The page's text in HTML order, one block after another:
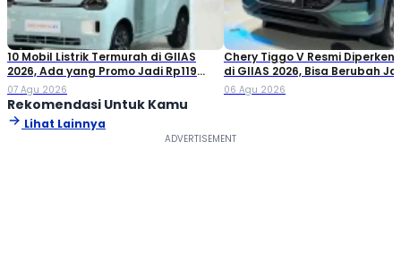
10 Mobil Listrik Termurah di GIIAS
2026, Ada yang Promo Jadi Rp119
Jutaan!
07 Agu 2026
Chery Tiggo V Resmi
di GIIAS 2026, Bisa Berubah
Double Cabin
06 Agu 2026
Rekomendasi Untuk Kamu
Lihat Lainnya